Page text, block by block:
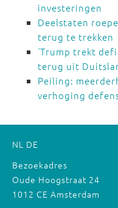
investeringen
Deelstaten
terug te trekken
‘Trump trekt
terug uit
Peiling:
verhoging
NL DE
Bezoekadres
Oude Hoogstraat 24
1012 CE Amsterdam